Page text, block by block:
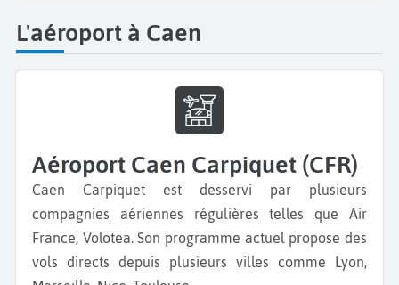
L'aéroport à Caen
Aéroport Caen Carpiquet (CFR)
Caen Carpiquet est desservi par plusieurs
compagnies aériennes régulières telles que Air
France, Volotea. Son programme actuel propose des
vols directs depuis plusieurs villes comme Lyon,